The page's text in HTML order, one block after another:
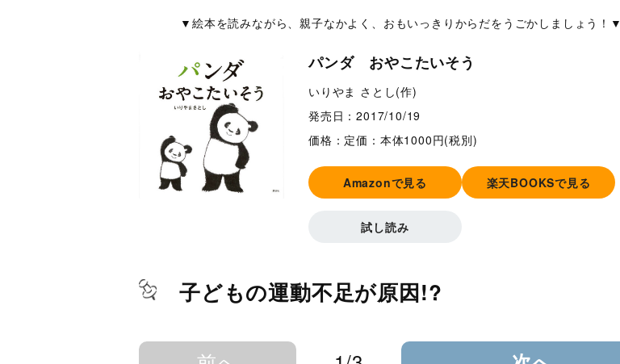
▼絵本を読みながら、親子なかよく、おもいっきりからだをうごかしましょう！▼
パンダ おやこたいそう
いりやま さとし(作)
発売日：2017/10/19
価格： 定価：本体1000円(税別)
Amazonで見る 楽天BOOKSで見る
試し読み
子どもの運動不足が原因!?